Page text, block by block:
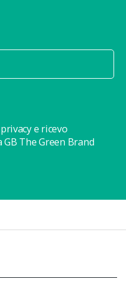
e ricevo
The Green Brand